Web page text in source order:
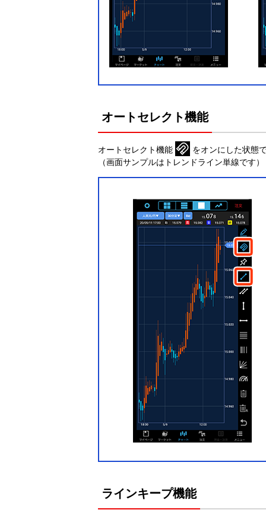
オートセレクト機能
オートセレクト機能
をオンにした状態
（画面サンプルはトレンドライン単線です）
ラインキープ機能